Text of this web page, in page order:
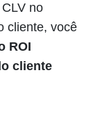
no
cliente, você
ROI
cliente